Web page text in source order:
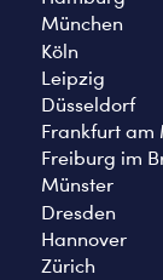
München
Köln
Leipzig
Düsseldorf
Frankfurt am
Freiburg im
Münster
Dresden
Hannover
Zürich